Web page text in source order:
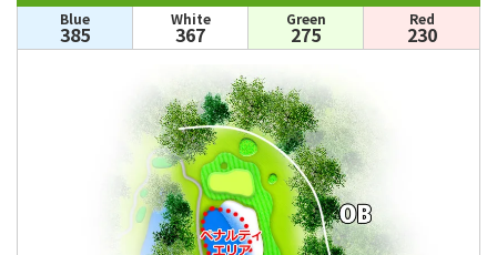
Blue
385
White
367
Green
275
Red
230